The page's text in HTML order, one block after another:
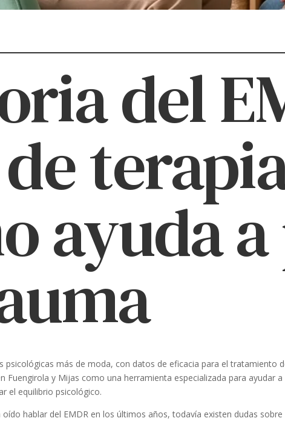
del
ayuda
psicológicas más de moda, con datos de eficacia para el tratamiento
Fuengirola y Mijas como una herramienta especializada para ayudar
el equilibrio psicológico.
hablar del EMDR en los últimos años, todavía existen dudas